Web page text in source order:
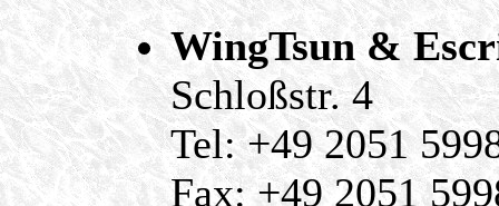
WingTsun &
Schloßstr. 4
Tel: +49 2051
Fax: +49 2051